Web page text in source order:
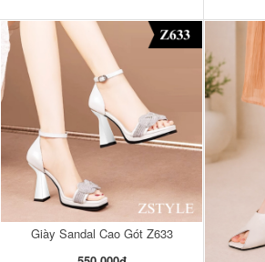
Giày Sandal Cao Gót Z633